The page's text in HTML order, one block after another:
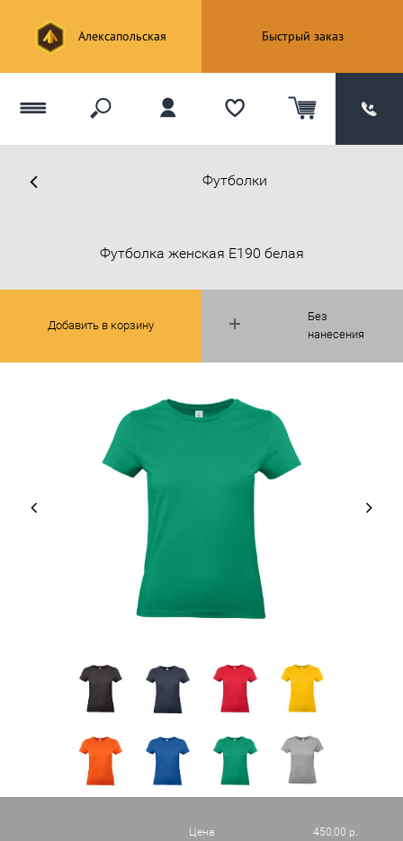
Алексапольская Быстрый заказ
Футболки
Без
нанесения
Футболка женская E190 белая
Добавить в корзину
Цена 450,00 р.